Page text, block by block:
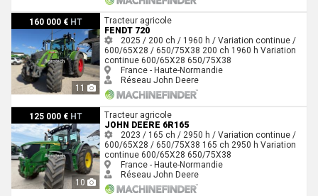
160 000 € HT
11
Fendt 720
Tracteur agricole
FENDT 720
2025 / 200 ch / 1960 h / Variation continue /
600/65X28 / 650/75X38 200 ch 1960 h Variation
continue 600/65X28 650/75X38
France - Haute-Normandie
Réseau John Deere
125 000 € HT
10
John Deere 6R165
Tracteur agricole
JOHN DEERE 6R165
2023 / 165 ch / 2950 h / Variation continue /
600/65X28 / 650/75X38 165 ch 2950 h Variation
continue 600/65X28 650/75X38
France - Haute-Normandie
Réseau John Deere